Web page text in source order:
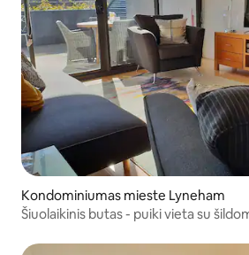
Kondominiumas mieste Lyneham
Šiuolaikinis butas - puiki vieta su